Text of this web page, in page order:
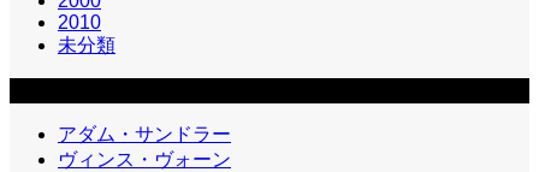
2010
未分類
アダム・サンドラー
ヴィンス・ヴォーン